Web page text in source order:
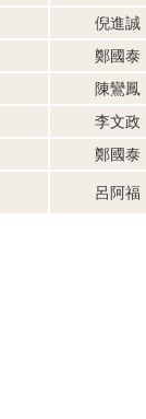
倪進誠
鄭國泰
陳鸞鳳
李文政
鄭國泰
呂阿福